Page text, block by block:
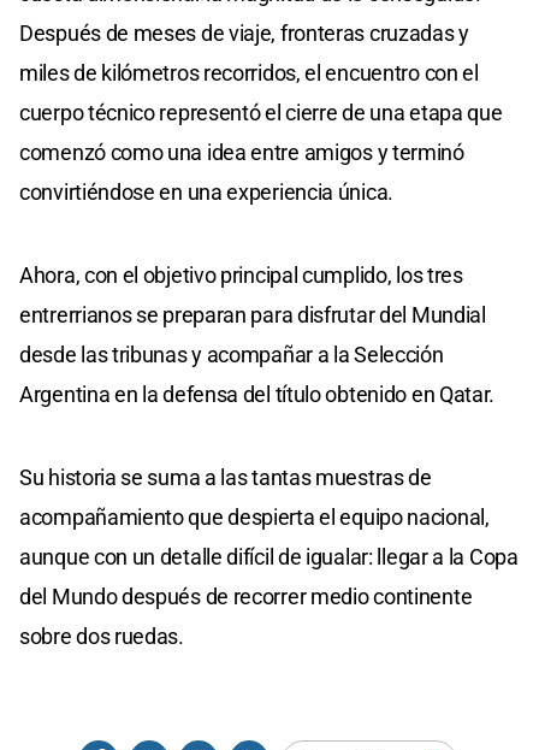
Después de meses de viaje, fronteras cruzadas y
miles de kilómetros recorridos, el encuentro con el
cuerpo técnico representó el cierre de una etapa que
comenzó como una idea entre amigos y terminó
convirtiéndose en una experiencia única.
Ahora, con el objetivo principal cumplido, los tres
entrerrianos se preparan para disfrutar del Mundial
desde las tribunas y acompañar a la Selección
Argentina en la defensa del título obtenido en Qatar.
Su historia se suma a las tantas muestras de
acompañamiento que despierta el equipo nacional,
aunque con un detalle difícil de igualar: llegar a la Copa
del Mundo después de recorrer medio continente
sobre dos ruedas.